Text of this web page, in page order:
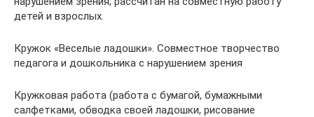
детей и взрослых.
Кружок «Веселые ладошки». Совместное творчество
педагога и дошкольника с нарушением зрения
Кружковая работа (работа с бумагой, бумажными
салфетками, обводка своей ладошки, рисование